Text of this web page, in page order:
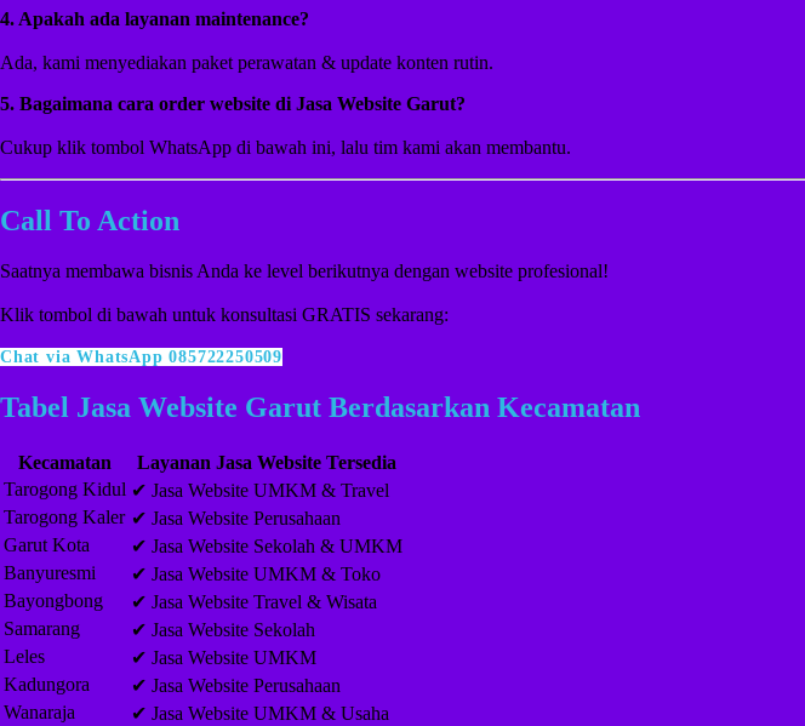
4. Apakah ada layanan maintenance?
Ada, kami menyediakan paket perawatan & update konten rutin.
5. Bagaimana cara order website di Jasa Website Garut?
Cukup klik tombol WhatsApp di bawah ini, lalu tim kami akan membantu.
Call To Action
Saatnya membawa bisnis Anda ke level berikutnya dengan website profesional!
Klik tombol di bawah untuk konsultasi GRATIS sekarang:
Chat via WhatsApp 085722250509
Tabel Jasa Website Garut Berdasarkan Kecamatan
Kecamatan
Layanan Jasa Website Tersedia
Tarogong Kidul ✔ Jasa Website UMKM & Travel
Tarogong Kaler ✔ Jasa Website Perusahaan
Garut Kota
✔ Jasa Website Sekolah & UMKM
Banyuresmi
✔ Jasa Website UMKM & Toko
Bayongbong
✔ Jasa Website Travel & Wisata
Samarang
✔ Jasa Website Sekolah
Leles
✔ Jasa Website UMKM
Kadungora
✔ Jasa Website Perusahaan
Wanaraja
✔ Jasa Website UMKM & Usaha